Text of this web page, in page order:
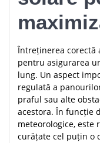
Întreținerea corectă
pentru asigurarea
lung. Un aspect
regulată a
praful sau alte
acestora. În funcție
meteorologice, este
curățate cel puțin o